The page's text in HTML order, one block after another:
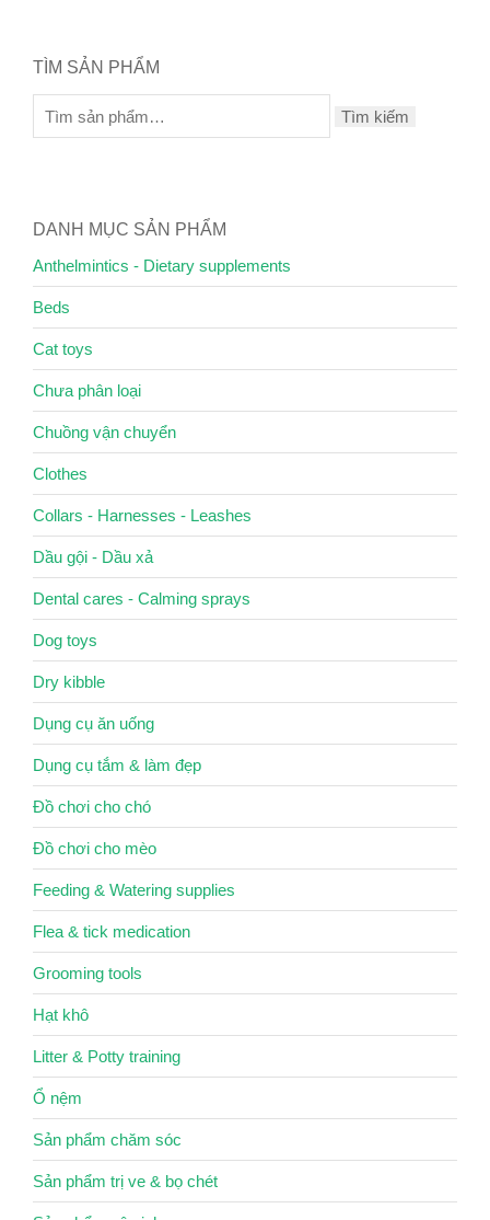
TÌM SẢN PHẨM
Tìm kiếm
DANH MỤC SẢN PHẨM
Anthelmintics - Dietary supplements
Beds
Cat toys
Chưa phân loại
Chuồng vận chuyển
Clothes
Collars - Harnesses - Leashes
Dầu gội - Dầu xả
Dental cares - Calming sprays
Dog toys
Dry kibble
Dụng cụ ăn uống
Dụng cụ tắm & làm đẹp
Đồ chơi cho chó
Đồ chơi cho mèo
Feeding & Watering supplies
Flea & tick medication
Grooming tools
Hạt khô
Litter & Potty training
Ổ nệm
Sản phẩm chăm sóc
Sản phẩm trị ve & bọ chét